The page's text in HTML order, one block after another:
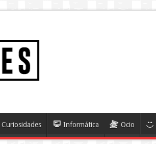
Curiosidades Informática Ocio